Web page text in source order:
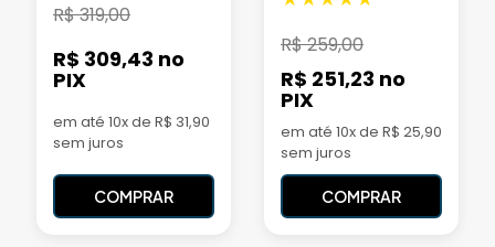
R$319,00
R$ 309,43 no
PIX
em até 10x de R$ 31,90
sem juros
COMPRAR
R$259,00
R$ 251,23 no
PIX
em até 10x de R$ 25,90
sem juros
COMPRAR